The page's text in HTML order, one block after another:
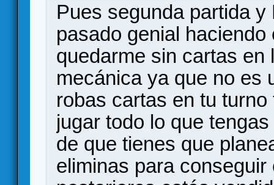
Pues segunda partida
pasado genial
quedarme sin cartas en
mecánica ya que no es
robas cartas en tu
jugar todo lo que
de que tienes que
eliminas para